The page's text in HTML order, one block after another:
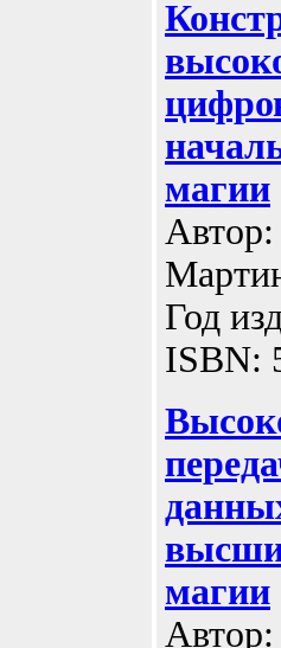
магии
Год
ISBN:
магии